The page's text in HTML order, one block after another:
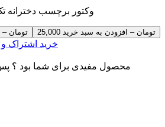
وکتور برچسب دخترانه
25,000
خرید اشتراک
محصول مفیدی برای شما بود ؟ پس